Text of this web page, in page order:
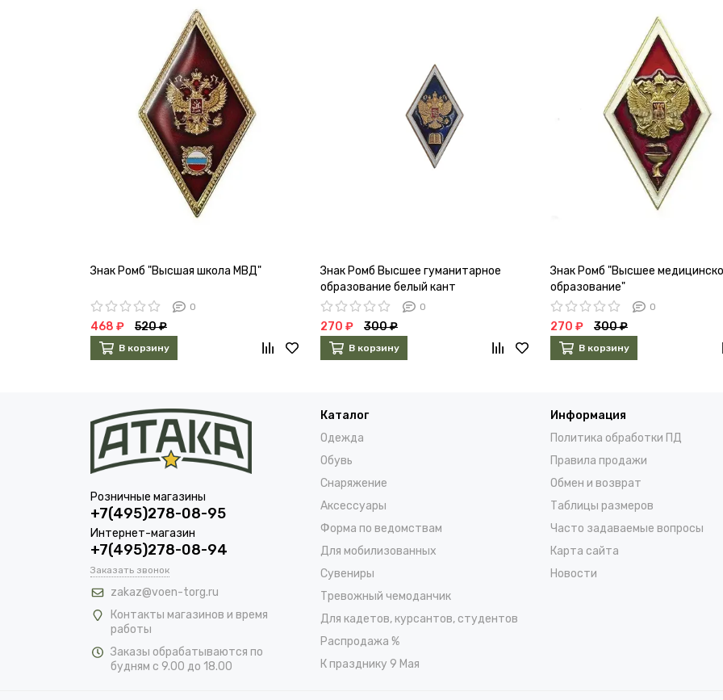
Знак Ромб "Высшая школа МВД"
0
468 ₽ 520 ₽
В корзину
Знак Ромб Высшее гуманитарное
образование белый кант
0
270 ₽ 300 ₽
В корзину
Знак Ромб "Высшее
образование"
0
270 ₽ 300 ₽
В корзину
Розничные магазины
+7(495)278-08-95
Интернет-магазин
+7(495)278-08-94
Заказать звонок
zakaz@voen-torg.ru
Контакты магазинов и время
работы
Заказы обрабатываются по
будням с 9.00 до 18.00
Каталог
Одежда
Обувь
Снаряжение
Аксессуары
Форма по ведомствам
Для мобилизованных
Сувениры
Тревожный чемоданчик
Для кадетов, курсантов, студентов
Распродажа %
К празднику 9 Мая
Информация
Политика обработки ПД
Правила продажи
Обмен и возврат
Таблицы размеров
Часто задаваемые вопросы
Карта сайта
Новости